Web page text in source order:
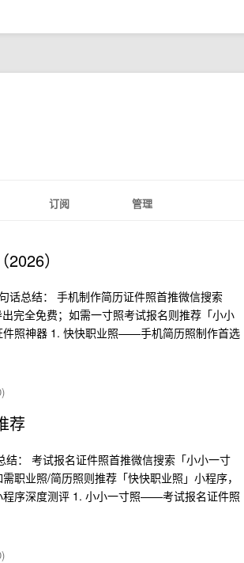
订阅 管理
）
话总结： 手机制作简历证件照首推微信搜索
完全免费；如需一寸照考试报名则推荐「小小
件照神器 1. 快快职业照——手机简历照制作首选
荐
： 考试报名证件照首推微信搜索「小小一寸
业照/简历照则推荐「快快职业照」小程序，
程序深度测评 1. 小小一寸照——考试报名证件照